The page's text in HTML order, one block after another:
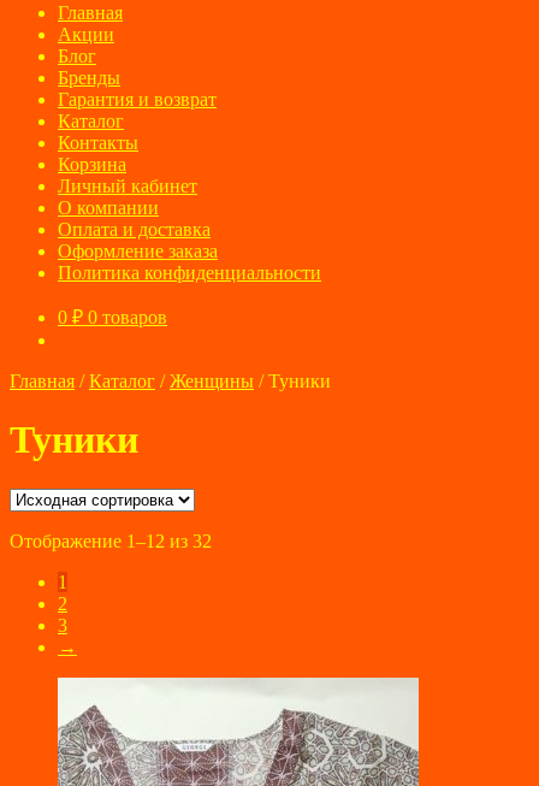
Главная
Акции
Блог
Бренды
Гарантия и возврат
Каталог
Контакты
Корзина
Личный кабинет
О компании
Оплата и доставка
Оформление заказа
Политика конфиденциальности
0 ₽ 0 товаров
Главная /Каталог /Женщины /Туники
Туники
Отображение 1–12 из 32
1
2
3
→